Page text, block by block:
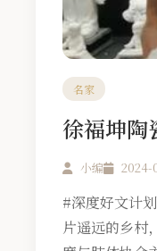
名家
徐福坤陶
小编 2024-
#深度好文计
片遥远的乡村